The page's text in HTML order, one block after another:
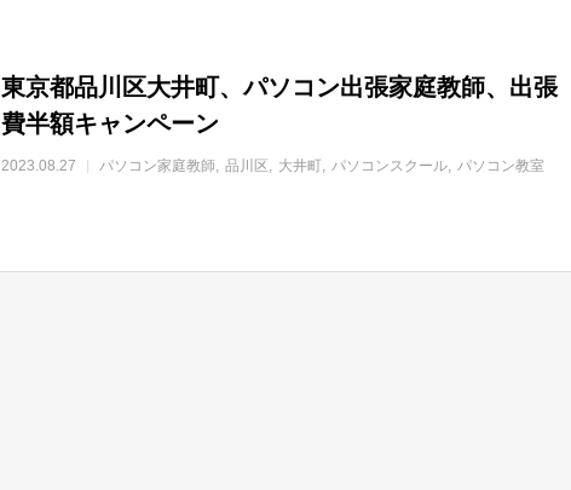
東京都品川区大井町、パソコン出張家庭教師、出張
費半額キャンペーン
2023.08.27 パソコン家庭教師 品川区 大井町 パソコンスクール パソコン教室